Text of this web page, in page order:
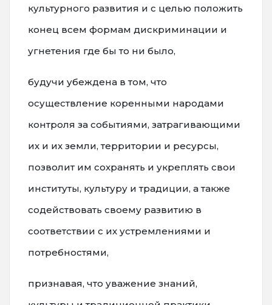
культурного развития и с целью положить
конец всем формам дискриминации и
угнетения где бы то ни было,
будучи убеждена в том, что
осуществление коренными народами
контроля за событиями, затрагивающими
их и их земли, территории и ресурсы,
позволит им сохранять и укреплять свои
институты, культуру и традиции, а также
содействовать своему развитию в
соответствии с их устремлениями и
потребностями,
признавая, что уважение знаний,